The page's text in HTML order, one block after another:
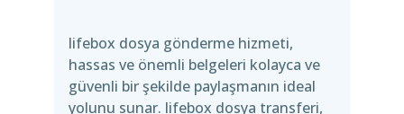
lifebox dosya gönderme hizmeti,
hassas ve önemli belgeleri kolayca ve
güvenli bir şekilde paylaşmanın ideal
yolunu sunar. lifebox dosya transferi,